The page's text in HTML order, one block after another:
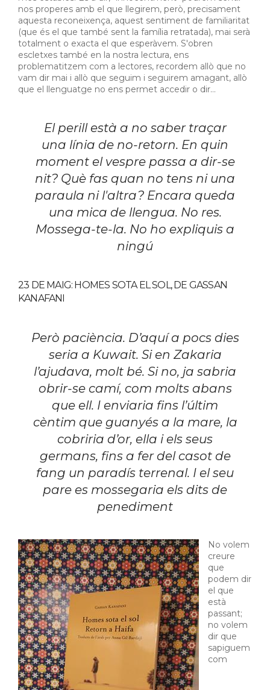
nos properes amb el que llegirem, però, precisament
aquesta reconeixença, aquest sentiment de familiaritat
(que és el que també sent la família retratada), mai serà
totalment o exacta el que esperàvem. S'obren
escletxes també en la nostra lectura, ens
problematitzem com a lectores, recordem allò que no
vam dir mai i allò que seguim i seguirem amagant, allò
que el llenguatge no ens permet accedir o dir...
El perill està a no saber traçar
una línia de no-retorn. En quin
moment el vespre passa a dir-se
nit? Què fas quan no tens ni una
paraula ni l'altra? Encara queda
una mica de llengua. No res.
Mossega-te-la. No ho expliquis a
ningú
23 DE MAIG: HOMES SOTA EL SOL, DE GASSAN
KANAFANI
Però paciència. D’aquí a pocs dies
seria a Kuwait. Si en Zakaria
l’ajudava, molt bé. Si no, ja sabria
obrir-se camí, com molts abans
que ell. I enviaria fins l’últim
cèntim que guanyés a la mare, la
cobriria d’or, ella i els seus
germans, fins a fer del casot de
fang un paradís terrenal. I el seu
pare es mossegaria els dits de
penediment
No volem
creure
que
podem dir
el que
està
passant;
no volem
dir que
sapiguem
com